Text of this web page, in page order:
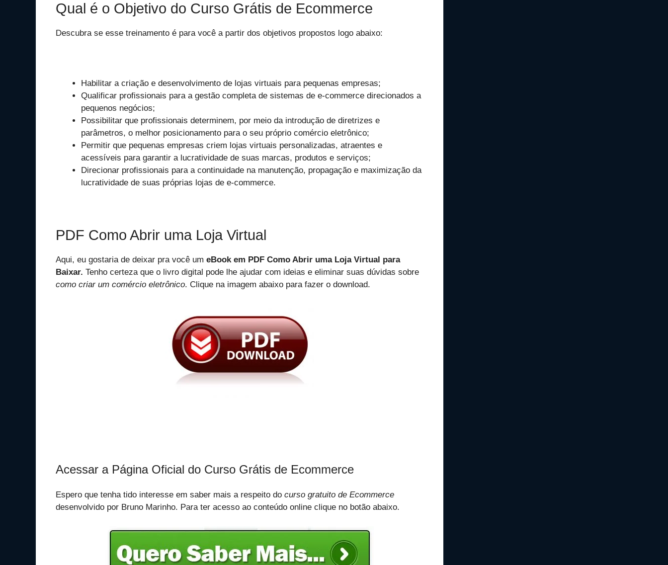
Qual é o Objetivo do Curso Grátis de Ecommerce
Descubra se esse treinamento é para você a partir dos objetivos propostos logo abaixo:
Habilitar a criação e desenvolvimento de lojas virtuais para pequenas empresas;
Qualificar profissionais para a gestão completa de sistemas de e-commerce direcionados a
pequenos negócios;
Possibilitar que profissionais determinem, por meio da introdução de diretrizes e
parâmetros, o melhor posicionamento para o seu próprio comércio eletrônico;
Permitir que pequenas empresas criem lojas virtuais personalizadas, atraentes e
acessíveis para garantir a lucratividade de suas marcas, produtos e serviços;
Direcionar profissionais para a continuidade na manutenção, propagação e maximização da
lucratividade de suas próprias lojas de e-commerce.
PDF Como Abrir uma Loja Virtual
Aqui, eu gostaria de deixar pra você um eBook em PDF Como Abrir uma Loja Virtual para
Baixar. Tenho certeza que o livro digital pode lhe ajudar com ideias e eliminar suas dúvidas sobre
como criar um comércio eletrônico. Clique na imagem abaixo para fazer o download.
Acessar a Página Oficial do Curso Grátis de Ecommerce
Espero que tenha tido interesse em saber mais a respeito do curso gratuito de Ecommerce
desenvolvido por Bruno Marinho. Para ter acesso ao conteúdo online clique no botão abaixo.